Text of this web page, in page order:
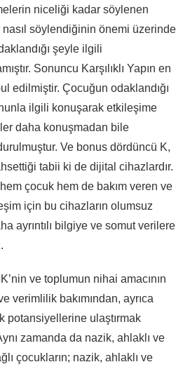
niceliği kadar söylenen
söylendiğinin önemi üzerinde
şeyle ilgili
Sonuncu Karşılıklı Yapın en
edilmiştir. Çocuğun odaklandığı
ilgili konuşarak etkileşime
daha konuşmadan bile
Ve bonus dördüncü K,
tabii ki de dijital cihazlardır.
çocuk hem de bakım veren ve
için bu cihazların olumsuz
ayrıntılı bilgiye ve somut verilere
ve toplumun nihai amacının
verimlilik bakımından, ayrıca
potansiyellerine ulaştırmak
zamanda da nazik, ahlaklı ve
çocukların; nazik, ahlaklı ve